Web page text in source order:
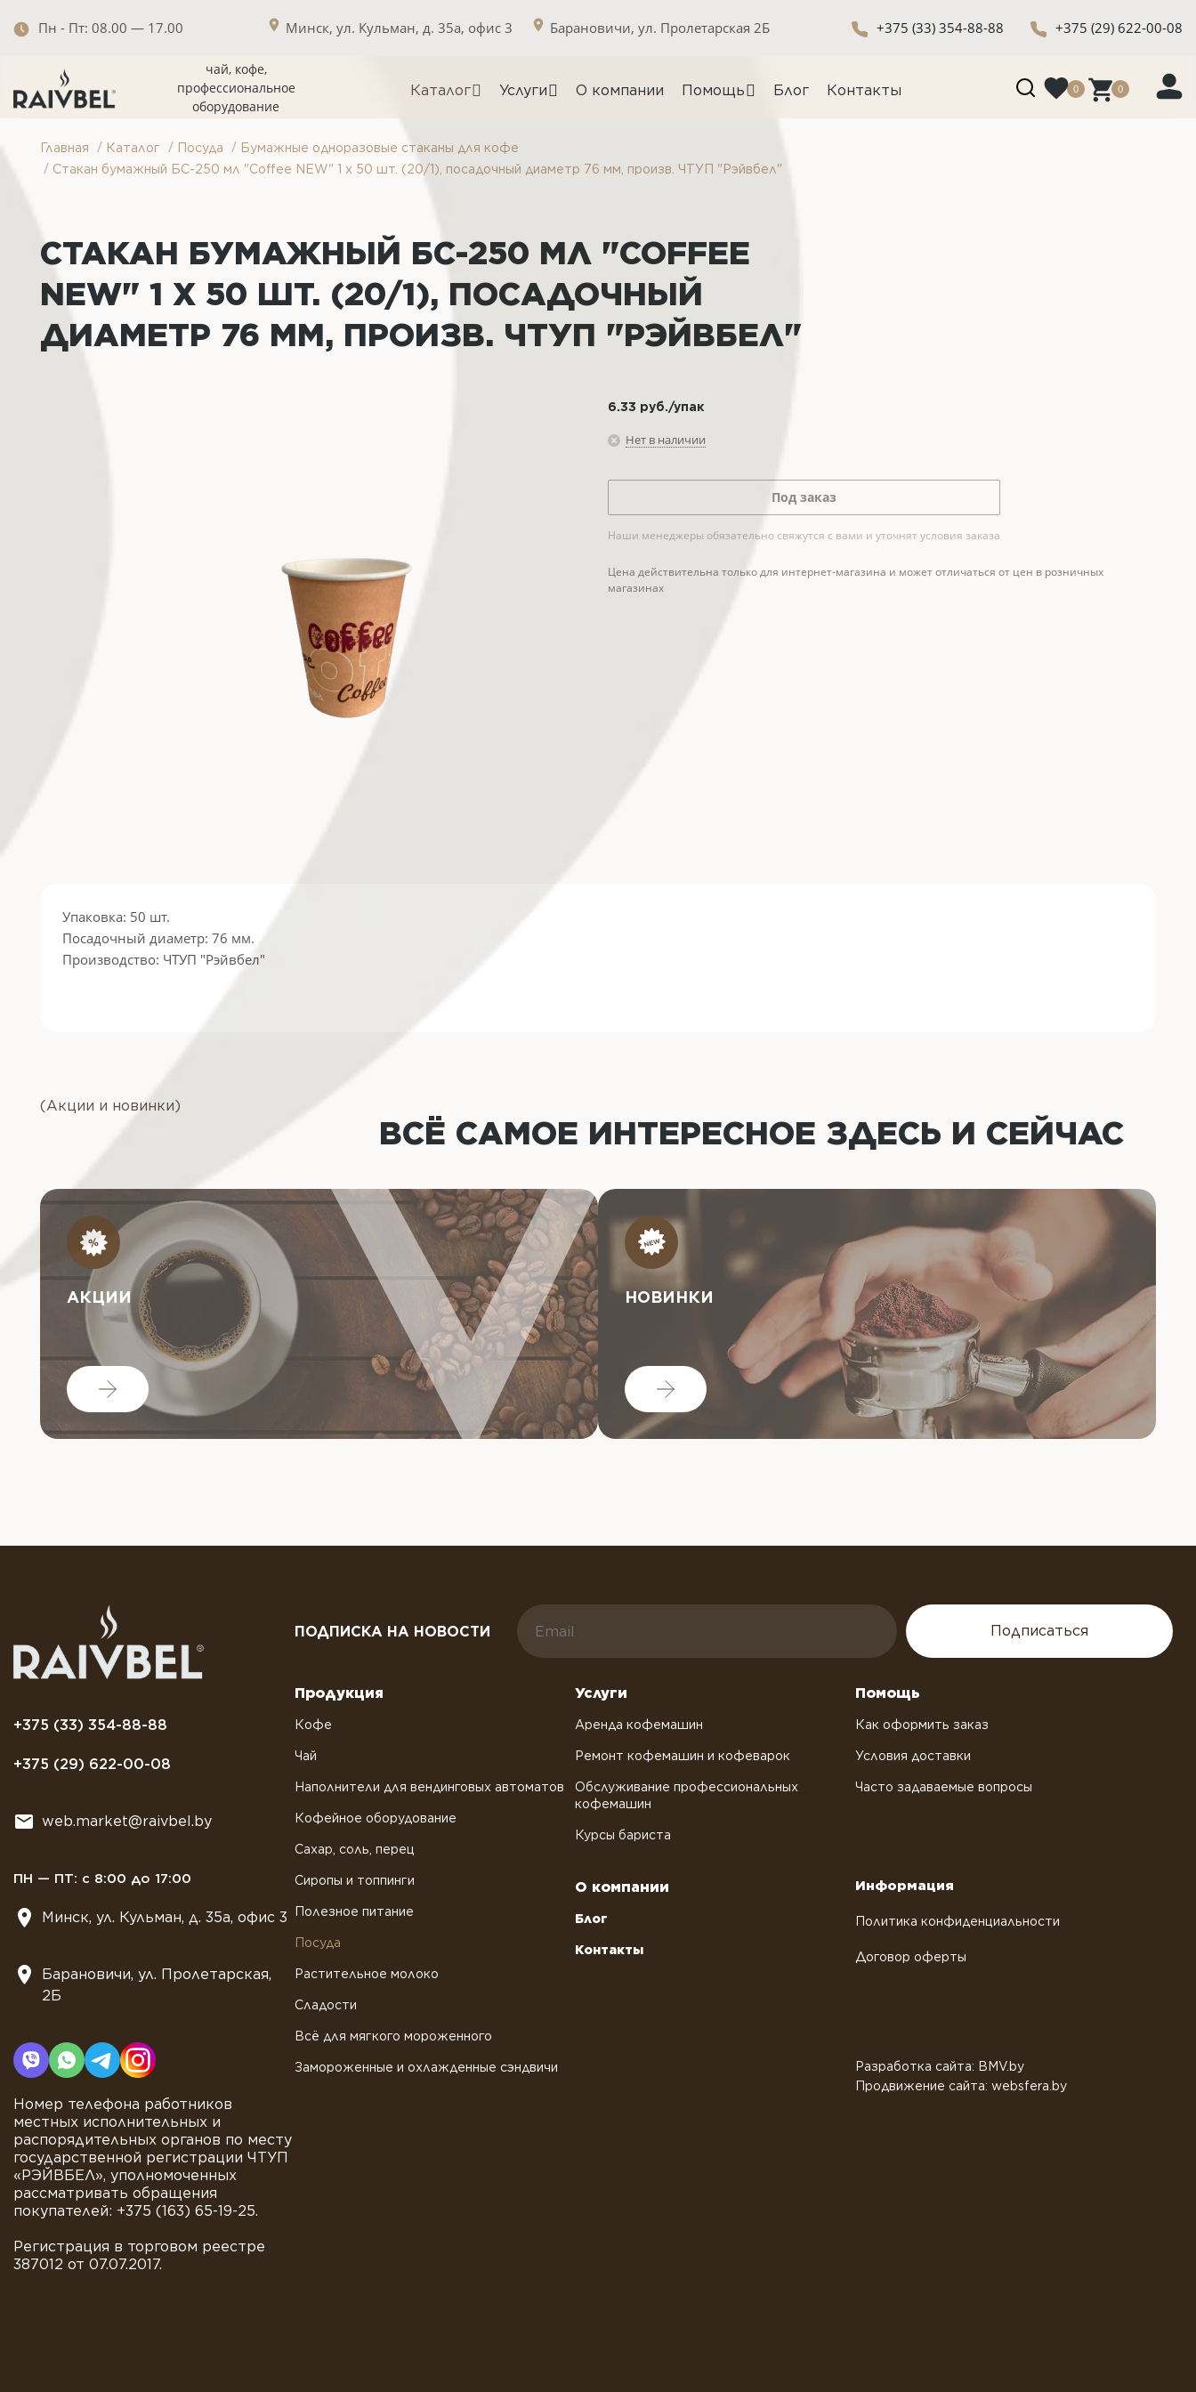
Пн - Пт: 08.00 — 17.00 Минск, ул. Кульман, д. 35а, офис 3 Барановичи, ул. Пролетарская 2Б +375 (33) 354-88-88 +375 (29) 622-00-08
чай, кофе,
профессиональное
оборудование
Каталог Услуги О компании Помощь Блог Контакты 0 0
Главная / Каталог / Посуда / Бумажные одноразовые стаканы для кофе
/ Стакан бумажный БС-250 мл "Coffee NEW" 1 х 50 шт. (20/1), посадочный диаметр 76 мм, произв. ЧТУП "Рэйвбел"
СТАКАН БУМАЖНЫЙ БС-250 МЛ "COFFEE
NEW" 1 Х 50 ШТ. (20/1), ПОСАДОЧНЫЙ
ДИАМЕТР 76 ММ, ПРОИЗВ. ЧТУП "РЭЙВБЕЛ"
6.33 руб./упак
Нет в наличии
Под заказ
Наши менеджеры обязательно свяжутся с вами и уточнят условия заказа
Цена действительна только для интернет-магазина и может отличаться от цен в розничных
магазинах
Упаковка: 50 шт.
Посадочный диаметр: 76 мм.
Производство: ЧТУП "Рэйвбел"
(Акции и новинки)
ВСЁ САМОЕ ИНТЕРЕСНОЕ ЗДЕСЬ И СЕЙЧАС
АКЦИИ НОВИНКИ
+375 (33) 354-88-88
+375 (29) 622-00-08
web.market@raivbel.by
ПН — ПТ: с 8:00 до 17:00
Минск, ул. Кульман, д. 35а, офис 3
Барановичи, ул. Пролетарская,
2Б
Номер телефона работников
местных исполнительных и
распорядительных органов по месту
государственной регистрации ЧТУП
«РЭЙВБЕЛ», уполномоченных
рассматривать обращения
покупателей: +375 (163) 65-19-25.
Регистрация в торговом реестре
387012 от 07.07.2017.
ПОДПИСКА НА НОВОСТИ Подписаться
Продукция
Кофе
Чай
Наполнители для вендинговых автоматов
Кофейное оборудование
Сахар, соль, перец
Сиропы и топпинги
Полезное питание
Посуда
Растительное молоко
Сладости
Всё для мягкого мороженного
Замороженные и охлажденные сэндвичи
Услуги
Аренда кофемашин
Ремонт кофемашин и кофеварок
Обслуживание профессиональных
кофемашин
Курсы бариста
О компании
Блог
Контакты
Помощь
Как оформить заказ
Условия доставки
Часто задаваемые вопросы
Информация
Политика конфиденциальности
Договор оферты
Разработка сайта: BMV.by
Продвижение сайта: websfera.by